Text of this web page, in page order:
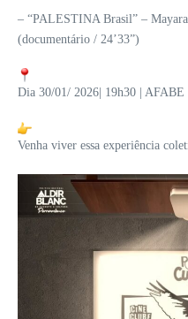
– “PALESTINA Brasil” –
(documentário / 24’33”)
Dia 30/01/ 2026| 19h30 | AFABE
Venha viver essa experiência